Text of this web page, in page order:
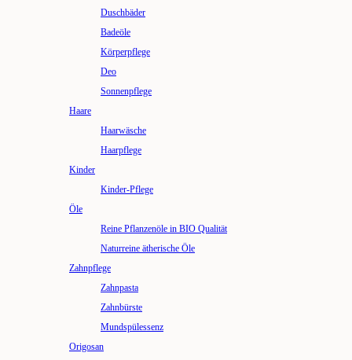
Duschbäder
Badeöle
Körperpflege
Deo
Sonnenpflege
Haare
Haarwäsche
Haarpflege
Kinder
Kinder-Pflege
Öle
Reine Pflanzenöle in BIO Qualität
Naturreine ätherische Öle
Zahnpflege
Zahnpasta
Zahnbürste
Mundspülessenz
Origosan